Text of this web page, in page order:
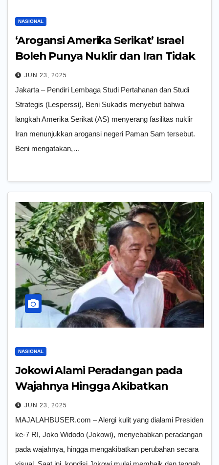
NASIONAL
‘Arogansi Amerika Serikat’ Israel
Boleh Punya Nuklir dan Iran Tidak
Boleh
JUN 23, 2025
Jakarta – Pendiri Lembaga Studi Pertahanan dan Studi
Strategis (Lesperssi), Beni Sukadis menyebut bahwa
langkah Amerika Serikat (AS) menyerang fasilitas nuklir
Iran menunjukkan arogansi negeri Paman Sam tersebut.
Beni mengatakan,…
NASIONAL
Jokowi Alami Peradangan pada
Wajahnya Hingga Akibatkan
Perubahan Secara Visual
JUN 23, 2025
MAJALAHBUSER.com – Alergi kulit yang dialami Presiden
ke-7 RI, Joko Widodo (Jokowi), menyebabkan peradangan
pada wajahnya, hingga mengakibatkan perubahan secara